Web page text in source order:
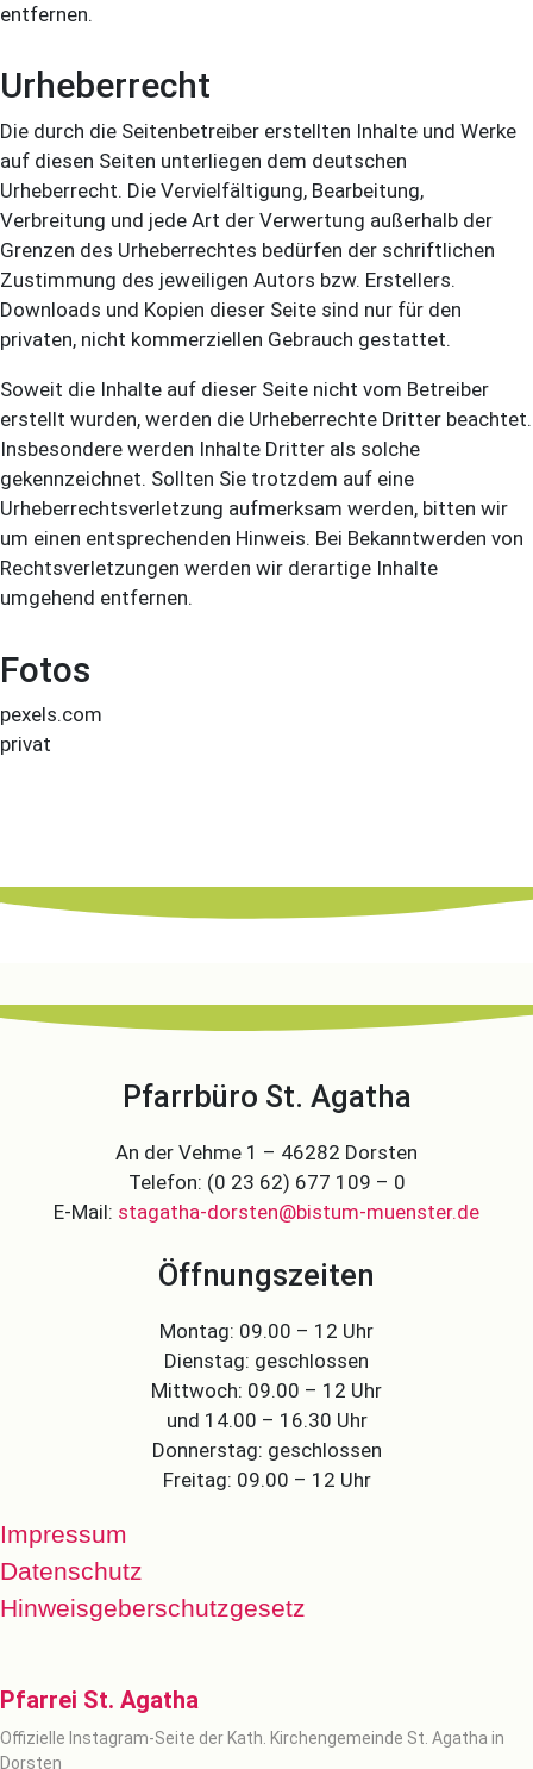
entfernen.
Urheberrecht
Die durch die Seitenbetreiber erstellten Inhalte und Werke
auf diesen Seiten unterliegen dem deutschen
Urheberrecht. Die Vervielfältigung, Bearbeitung,
Verbreitung und jede Art der Verwertung außerhalb der
Grenzen des Urheberrechtes bedürfen der schriftlichen
Zustimmung des jeweiligen Autors bzw. Erstellers.
Downloads und Kopien dieser Seite sind nur für den
privaten, nicht kommerziellen Gebrauch gestattet.
Soweit die Inhalte auf dieser Seite nicht vom Betreiber
erstellt wurden, werden die Urheberrechte Dritter beachtet.
Insbesondere werden Inhalte Dritter als solche
gekennzeichnet. Sollten Sie trotzdem auf eine
Urheberrechtsverletzung aufmerksam werden, bitten wir
um einen entsprechenden Hinweis. Bei Bekanntwerden von
Rechtsverletzungen werden wir derartige Inhalte
umgehend entfernen.
Fotos
pexels.com
privat
Pfarrbüro St. Agatha
An der Vehme 1 – 46282 Dorsten
Telefon: (0 23 62) 677 109 – 0
E-Mail: stagatha-dorsten@bistum-muenster.de
Öffnungszeiten
Montag: 09.00 – 12 Uhr
Dienstag: geschlossen
Mittwoch: 09.00 – 12 Uhr
und 14.00 – 16.30 Uhr
Donnerstag: geschlossen
Freitag: 09.00 – 12 Uhr
Impressum
Datenschutz
Hinweisgeberschutzgesetz
Pfarrei St. Agatha
Offizielle Instagram-Seite der Kath. Kirchengemeinde St. Agatha in
Dorsten